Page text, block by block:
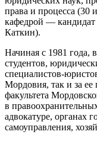
права и процесса (30
кафедрой —
Каткин).
Начиная с 1981 года,
студентов,
специалистов-
Мордовия, так и за
факультета
в
адвокатуре, органах
самоуправления,